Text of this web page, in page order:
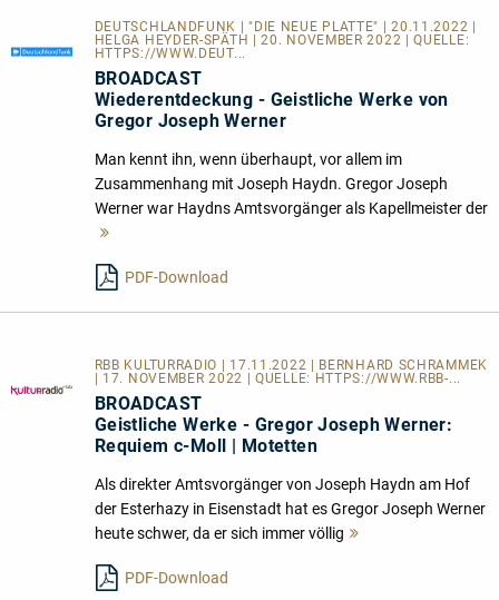
DEUTSCHLANDFUNK | "DIE NEUE PLATTE" | 20.11.2022 |
HELGA HEYDER-SPÄTH | 20. NOVEMBER 2022 | QUELLE:
HTTPS://WWW.DEUT...
BROADCAST
Wiederentdeckung - Geistliche Werke von
Gregor Joseph Werner
Man kennt ihn, wenn überhaupt, vor allem im
Zusammenhang mit Joseph Haydn. Gregor Joseph
Werner war Haydns Amtsvorgänger als Kapellmeister der
PDF-Download
RBB KULTURRADIO | 17.11.2022 | BERNHARD SCHRAMMEK
| 17. NOVEMBER 2022 | QUELLE: HTTPS://WWW.RBB-...
BROADCAST
Geistliche Werke - Gregor Joseph Werner:
Requiem c-Moll | Motetten
Als direkter Amtsvorgänger von Joseph Haydn am Hof
der Esterhazy in Eisenstadt hat es Gregor Joseph Werner
heute schwer, da er sich immer völlig
PDF-Download